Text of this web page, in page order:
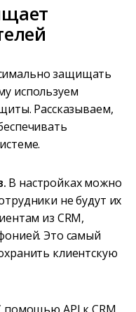
защищать
используем
Рассказываем,
В настройках можно
не будут их
из CRM,
Это самый
клиентскую